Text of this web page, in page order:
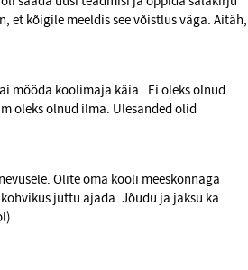
et kõigile meeldis see võistlus väga. Aitäh,
mööda koolimaja käia. Ei oleks olnud
oleks olnud ilma. Ülesanded olid
Olite oma kooli meeskonnaga
juttu ajada. Jõudu ja jaksu ka